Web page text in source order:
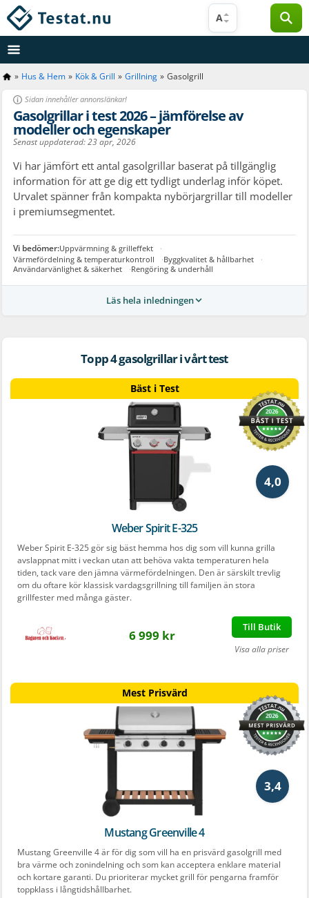
Hoppa
till
innehåll
A
» Hus & Hem » Kök & Grill » Grillning » Gasolgrill
Sidan innehåller annonslänkar!
Gasolgrillar i test 2026 – jämförelse av
modeller och egenskaper
Senast uppdaterad:23 apr, 2026
Vi har jämfört ett antal gasolgrillar baserat på tillgänglig
information för att ge dig ett tydligt underlag inför köpet.
Urvalet spänner från kompakta nybörjargrillar till modeller
i premiumsegmentet.
Uppvärmning & grilleffekt
Värmefördelning & temperaturkontroll
Byggkvalitet & hållbarhet
Användarvänlighet & säkerhet
Rengöring & underhåll
Läs hela inledningen
Topp 4 gasolgrillar i vårt test
Bäst i Test
4,0
Weber Spirit E-325
Weber Spirit E-325 gör sig bäst hemma hos dig som vill kunna grilla
avslappnat mitt i veckan utan att behöva vakta temperaturen hela
tiden, tack vare den jämna värmefördelningen. Den är särskilt trevlig
om du oftare kör klassisk vardagsgrillning till familjen än stora
grillfester med många gäster.
6 999 kr
Till Butik
Visa alla priser
Mest Prisvärd
3,4
Mustang Greenville 4
Mustang Greenville 4 är för dig som vill ha en prisvärd gasolgrill med
bra värme och zonindelning och som kan acceptera enklare material
och kortare garanti. Du prioriterar mycket grill för pengarna framför
toppklass i långtidshållbarhet.